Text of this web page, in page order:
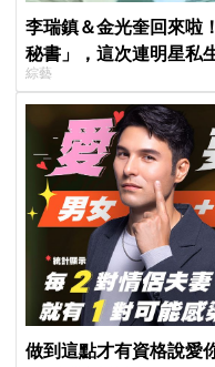
李瑞鎮＆金光奎回來啦
秘書」，這次連明星私
綜藝
做到這點才有資格說愛